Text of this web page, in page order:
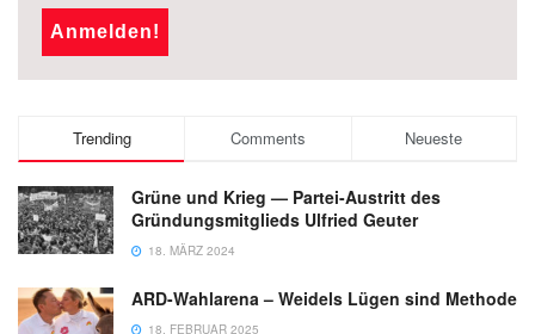
Trending Comments Neueste
Grüne und Krieg — Partei-Austritt des
Gründungsmitglieds Ulfried Geuter
18. MÄRZ 2024
ARD-Wahlarena – Weidels Lügen sind Methode
18. FEBRUAR 2025